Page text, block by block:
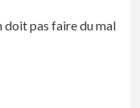
pas faire du mal